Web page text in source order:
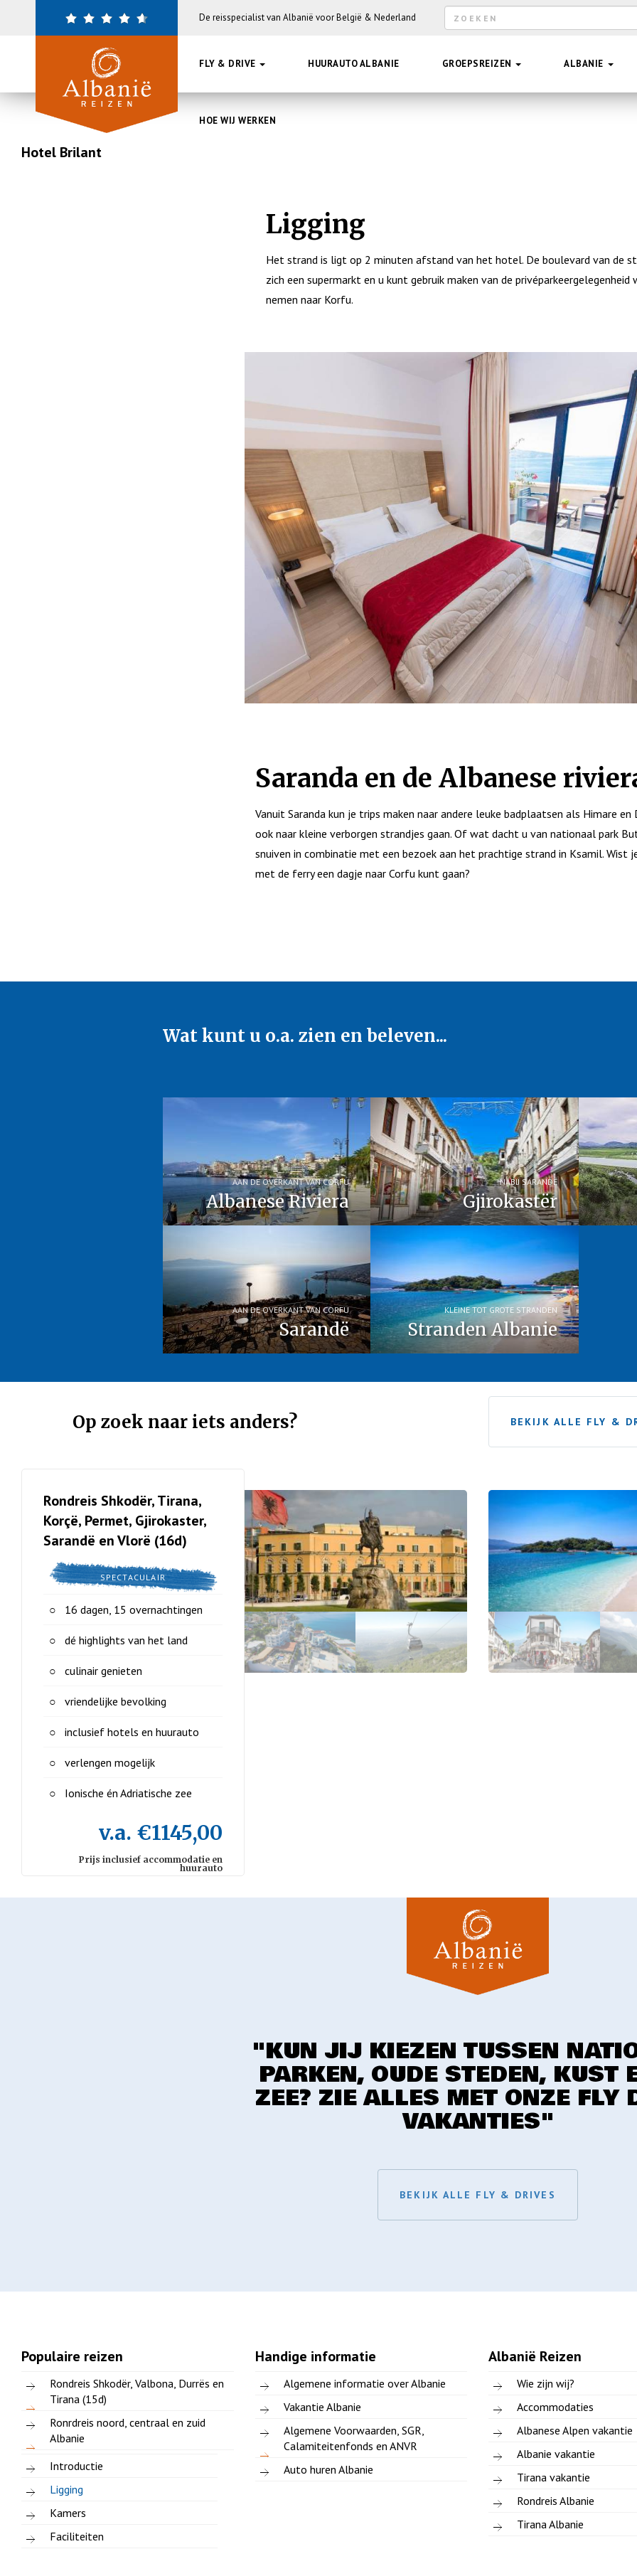
De reisspecialist van Albanië voor België & Nederland Zoekveld
FLY & DRIVE HUURAUTO ALBANIE GROEPSREIZEN ALBANIE
HOE WIJ WERKEN
Hotel Brilant
Introductie
Ligging
Kamers
Faciliteiten
Ligging
Het strand is ligt op 2 minuten afstand van het hotel. De boulevard van de
zich een supermarkt en u kunt gebruik maken van de
nemen naar Korfu.
Saranda en de Albanese
Vanuit Saranda kun je trips maken naar andere leuke badplaatsen als Himare en
ook naar kleine verborgen strandjes gaan. Of wat dacht u van nationaal park
snuiven in combinatie met een bezoek aan het prachtige strand in Ksamil. Wist
met de ferry een dagje naar Corfu kunt gaan?
Wat kunt u o.a. zien en beleven...
Albanese Riviera
AAN DE OVERKANT VAN CORFU
Gjirokastër
NABIJ SARANDË
Sarandë
AAN DE OVERKANT VAN CORFU
Stranden Albanie
KLEINE TOT GROTE STRANDEN
Op zoek naar iets anders? BEKIJK ALLE FLY &
Rondreis Shkodër, Tirana,
Korçë, Permet, Gjirokaster,
Sarandë en Vlorë (16d)
SPECTACULAIR
16 dagen, 15 overnachtingen
dé highlights van het land
culinair genieten
vriendelijke bevolking
inclusief hotels en huurauto
verlengen mogelijk
Ionische én Adriatische zee
v.a. €1145,00
Prijs inclusief accommodatie en
huurauto
"KUN JIJ KIEZEN TUSSEN
PARKEN, OUDE STEDEN, KUST
ZEE? ZIE ALLES MET ONZE FLY
VAKANTIES"
BEKIJK ALLE FLY & DRIVES
Populaire reizen
Rondreis Shkodër, Valbona, Durrës en
Tirana (15d)
Ronrdreis noord, centraal en zuid
Albanie
Handige informatie
Algemene informatie over Albanie
Vakantie Albanie
Algemene Voorwaarden, SGR,
Calamiteitenfonds en ANVR
Auto huren Albanie
Albanië Reizen
Wie zijn wij?
Accommodaties
Albanese Alpen vakantie
Albanie vakantie
Tirana vakantie
Rondreis Albanie
Tirana Albanie